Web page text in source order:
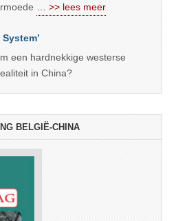
… >> lees meer
een hardnekkige westerse
in China?
BELGIË-CHINA